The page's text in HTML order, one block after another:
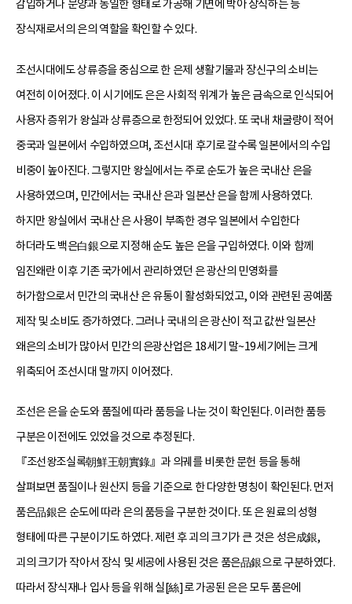
감입하거나 문양과 동일한 형태로 가공해 기면에 박아 장식하는 등
장식재로서의 은의 역할을 확인할 수 있다.
조선시대에도 상류층을 중심으로 한 은제 생활기물과 장신구의 소비는
여전히 이어졌다. 이 시기에도 은은 사회적 위계가 높은 금속으로 인식되어
사용자 층위가 왕실과 상류층으로 한정되어 있었다. 또 국내 채굴량이 적어
중국과 일본에서 수입하였으며, 조선시대 후기로 갈수록 일본에서의 수입
비중이 높아진다. 그렇지만 왕실에서는 주로 순도가 높은 국내산 은을
사용하였으며, 민간에서는 국내산 은과 일본산 은을 함께 사용하였다.
하지만 왕실에서 국내산 은 사용이 부족한 경우 일본에서 수입한다
하더라도 백은白銀으로 지정해 순도 높은 은을 구입하였다. 이와 함께
임진왜란 이후 기존 국가에서 관리하였던 은 광산의 민영화를
허가함으로서 민간의 국내산 은 유통이 활성화되었고, 이와 관련된 공예품
제작 및 소비도 증가하였다. 그러나 국내의 은 광산이 적고 값싼 일본산
왜은의 소비가 많아서 민간의 은광산업은 18세기 말~19세기에는 크게
위축되어 조선시대 말까지 이어졌다.
조선은 은을 순도와 품질에 따라 품등을 나눈 것이 확인된다. 이러한 품등
구분은 이전에도 있었을 것으로 추정된다.
『조선왕조실록朝鮮王朝實錄』과 의궤를 비롯한 문헌 등을 통해
살펴보면 품질이나 원산지 등을 기준으로 한 다양한 명칭이 확인된다. 먼저
품은品銀은 순도에 따라 은의 품등을 구분한 것이다. 또 은 원료의 성형
형태에 따른 구분이기도 하였다. 제련 후 괴의 크기가 큰 것은 성은成銀,
괴의 크기가 작아서 장식 및 세공에 사용된 것은 품은品銀으로 구분하였다.
따라서 장식재나 입사 등을 위해 실[絲]로 가공된 은은 모두 품은에